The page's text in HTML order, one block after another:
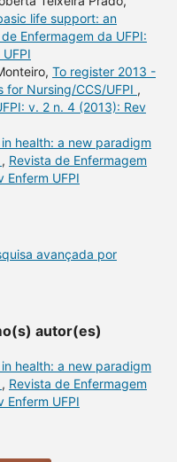
life support: an
Enfermagem da UFPI:
To register 2013 -
Nursing/CCS/UFPI ,
v. 2 n. 4 (2013): Rev
health: a new paradigm
, Revista de Enfermagem
Enferm UFPI
avançada por
autor(es)
health: a new paradigm
, Revista de Enfermagem
Enferm UFPI